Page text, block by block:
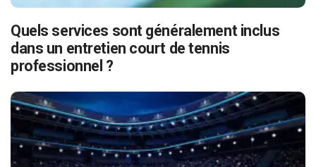
Quels services sont généralement inclus
dans un entretien court de tennis
professionnel ?